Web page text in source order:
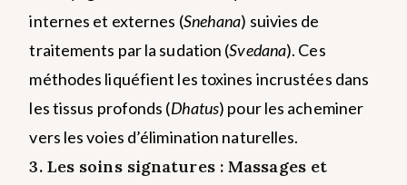
internes et externes (Snehana) suivies de
traitements par la sudation (Svedana). Ces
méthodes liquéfient les toxines incrustées dans
les tissus profonds (Dhatus) pour les acheminer
vers les voies d’élimination naturelles.
3. Les soins signatures : Massages et